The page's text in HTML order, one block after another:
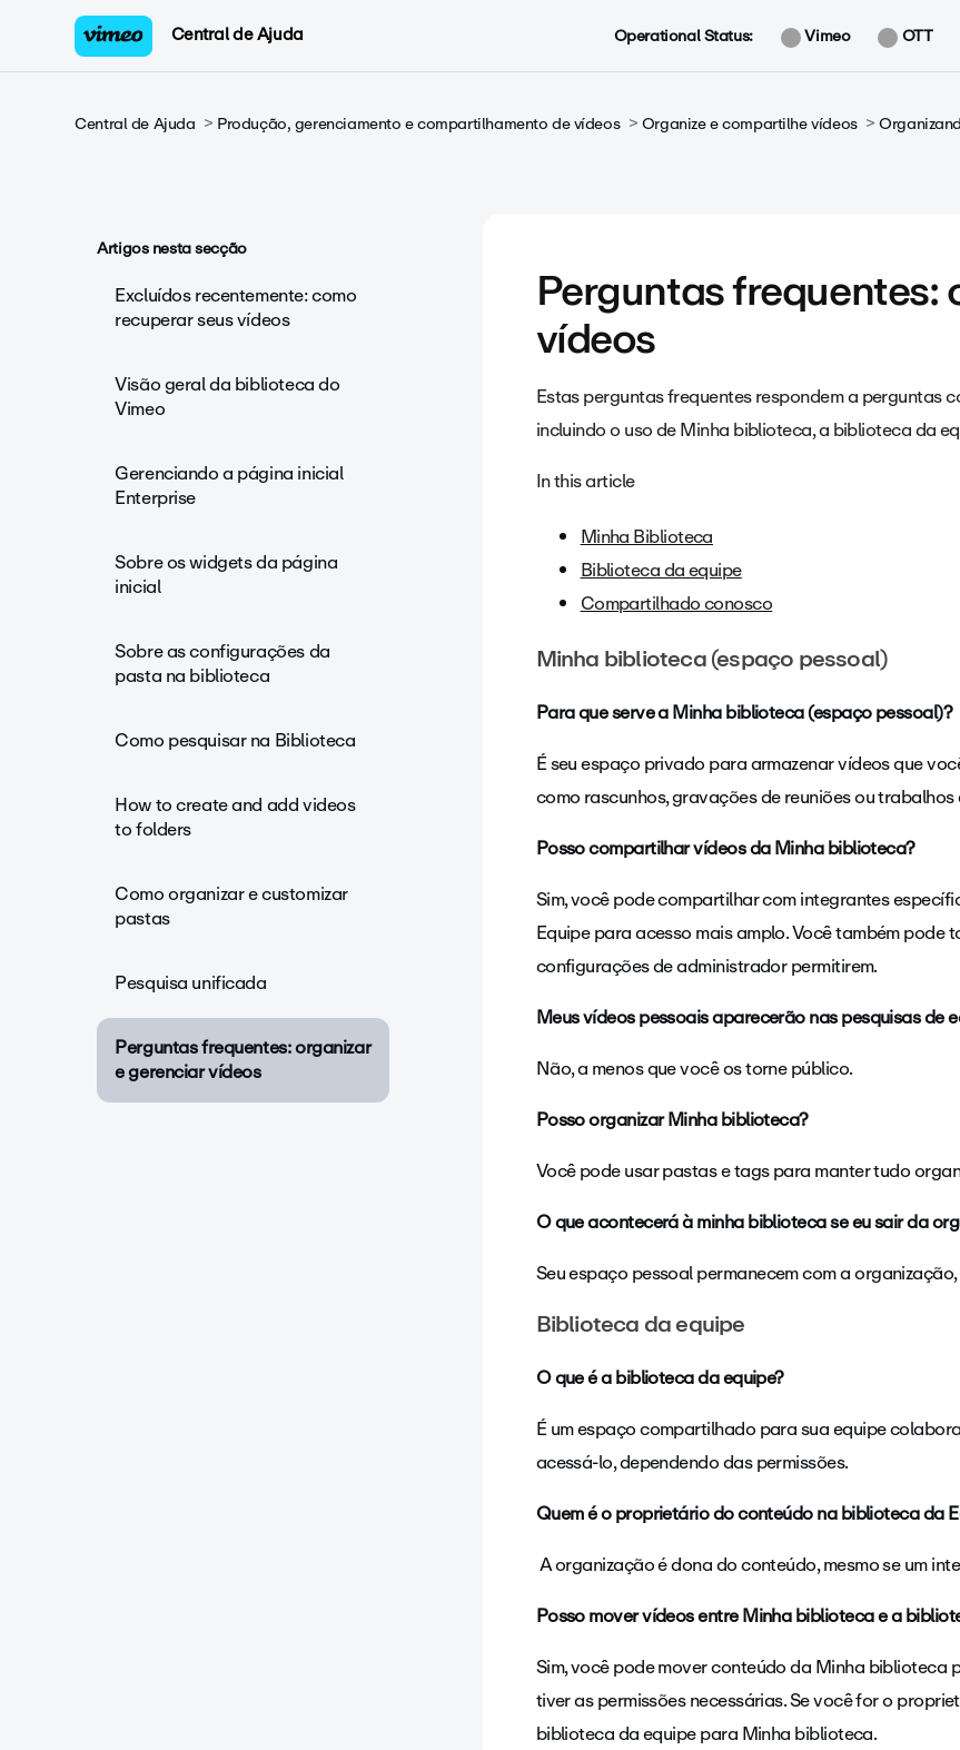
Central de Ajuda Operational Status: Vimeo OTT
Central de Ajuda Produção, gerenciamento e compartilhamento de vídeos Organize e compartilhe vídeos
Artigos nesta secção
Excluídos recentemente: como
recuperar seus vídeos
Visão geral da biblioteca do
Vimeo
Gerenciando a página inicial
Enterprise
Sobre os widgets da página
inicial
Sobre as configurações da
pasta na biblioteca
Como pesquisar na Biblioteca
How to create and add videos
to folders
Como organizar e customizar
pastas
Pesquisa unificada
Perguntas frequentes: organizar
e gerenciar vídeos
Perguntas frequentes:
vídeos
Estas perguntas frequentes respondem a perguntas
incluindo o uso de Minha biblioteca, a biblioteca da
In this article
Minha Biblioteca
Biblioteca da equipe
Compartilhado conosco
Minha biblioteca (espaço pessoal)
Para que serve a Minha biblioteca (espaço pessoal)?
É seu espaço privado para armazenar vídeos que
como rascunhos, gravações de reuniões ou
Posso compartilhar vídeos da Minha biblioteca?
Sim, você pode compartilhar com integrantes
Equipe para acesso mais amplo. Você também
configurações de administrador permitirem.
Meus vídeos pessoais aparecerão nas pesquisas de
Não, a menos que você os torne público.
Posso organizar Minha biblioteca?
Você pode usar pastas e tags para manter tudo
O que acontecerá à minha biblioteca se eu sair da
Seu espaço pessoal permanecem com a
Biblioteca da equipe
O que é a biblioteca da equipe?
É um espaço compartilhado para sua equipe
acessá-lo, dependendo das permissões.
Quem é o proprietário do conteúdo na biblioteca da
A organização é dona do conteúdo, mesmo se um
Posso mover vídeos entre Minha biblioteca e a
Sim, você pode mover conteúdo da Minha
tiver as permissões necessárias. Se você for o
biblioteca da equipe para Minha biblioteca.